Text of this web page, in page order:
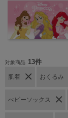
対象商品 13件
肌着 おくるみ
べビーソックス